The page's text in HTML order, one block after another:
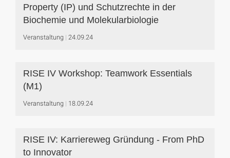
Property (IP) und Schutzrechte in der
Biochemie und Molekularbiologie
Veranstaltung 24.09.24
RISE IV Workshop: Teamwork Essentials
(M1)
Veranstaltung 18.09.24
RISE IV: Karriereweg Gründung - From PhD
to Innovator